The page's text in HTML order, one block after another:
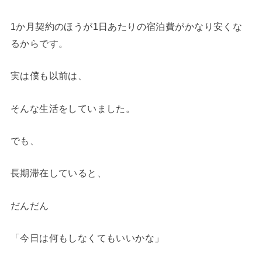
1か月契約のほうが1日あたりの宿泊費がかなり安くな
るからです。
実は僕も以前は、
そんな生活をしていました。
でも、
長期滞在していると、
だんだん
「今日は何もしなくてもいいかな」